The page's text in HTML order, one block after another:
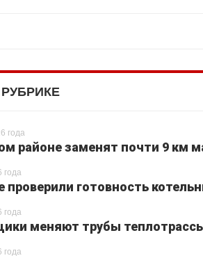
года
районе заменят почти 9 км
года
готовность
года
меняют трубы
года